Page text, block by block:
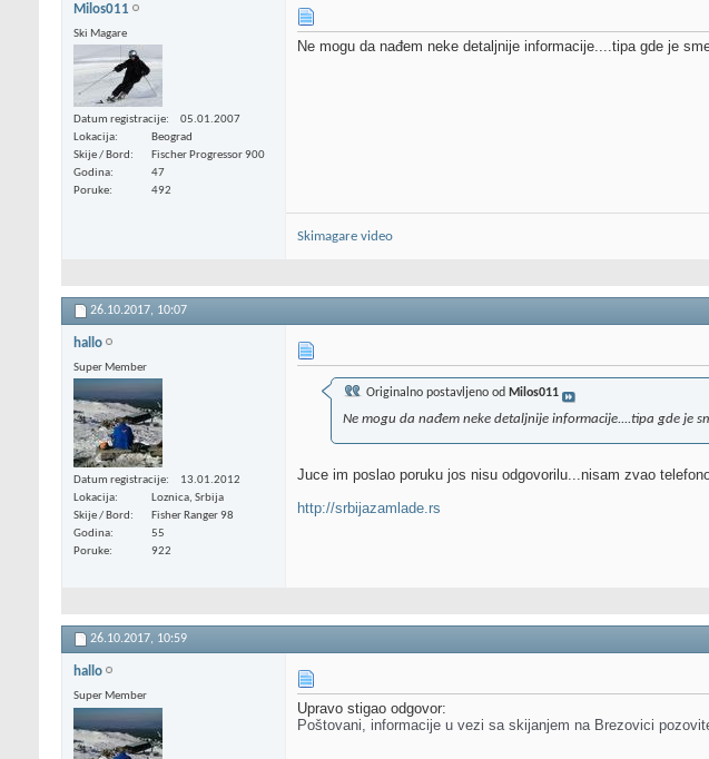
Milos011
Ski Magare
Datum registracije
05.01.2007
Lokacija
Beograd
Skije / Bord
Fischer Progressor 900
Godina
47
Poruke
492
Ne mogu da nađem neke detaljnije informacije....tipa gde je
Skimagare video
26.10.2017, 10:07
hallo
Super Member
Datum registracije
13.01.2012
Lokacija
Loznica, Srbija
Skije / Bord
Fisher Ranger 98
Godina
55
Poruke
922
Originalno postavljeno od Milos011
Ne mogu da nađem neke detaljnije informacije....tipa gde je
Juce im poslao poruku jos nisu odgovorilu...nisam zvao
http://srbijazamlade.rs
26.10.2017, 10:59
hallo
Super Member
Upravo stigao odgovor:
Poštovani, informacije u vezi sa skijanjem na Brezovici